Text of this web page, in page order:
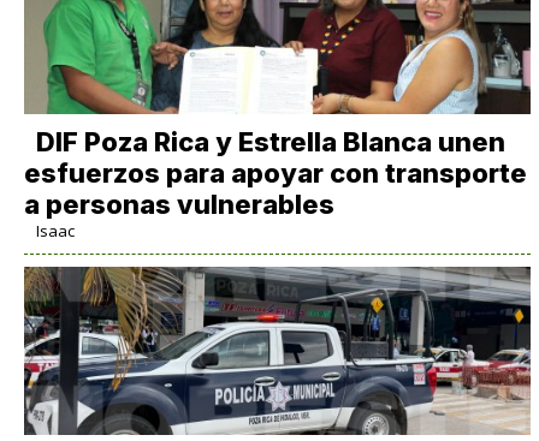
DIF Poza Rica y Estrella Blanca unen
esfuerzos para apoyar con transporte
a personas vulnerables
Isaac